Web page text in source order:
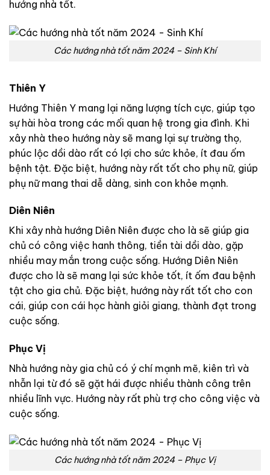
hướng nhà tốt.
Các hướng nhà tốt năm 2024 – Sinh Khí
Thiên Y
Hướng Thiên Y mang lại năng lượng tích cực, giúp tạo
sự hài hòa trong các mối quan hệ trong gia đình. Khi
xây nhà theo hướng này sẽ mang lại sự trường thọ,
phúc lộc dồi dào rất có lợi cho sức khỏe, ít đau ốm
bệnh tật. Đặc biệt, hướng này rất tốt cho phụ nữ, giúp
phụ nữ mang thai dễ dàng, sinh con khỏe mạnh.
Diên Niên
Khi xây nhà hướng Diên Niên được cho là sẽ giúp gia
chủ có công việc hanh thông, tiền tài dồi dào, gặp
nhiều may mắn trong cuộc sống. Hướng Diên Niên
được cho là sẽ mang lại sức khỏe tốt, ít ốm đau bệnh
tật cho gia chủ. Đặc biệt, hướng này rất tốt cho con
cái, giúp con cái học hành giỏi giang, thành đạt trong
cuộc sống.
Phục Vị
Nhà hướng này gia chủ có ý chí mạnh mẽ, kiên trì và
nhẫn lại từ đó sẽ gặt hái được nhiều thành công trên
nhiều lĩnh vực. Hướng này rất phù trợ cho công việc và
cuộc sống.
Các hướng nhà tốt năm 2024 – Phục Vị